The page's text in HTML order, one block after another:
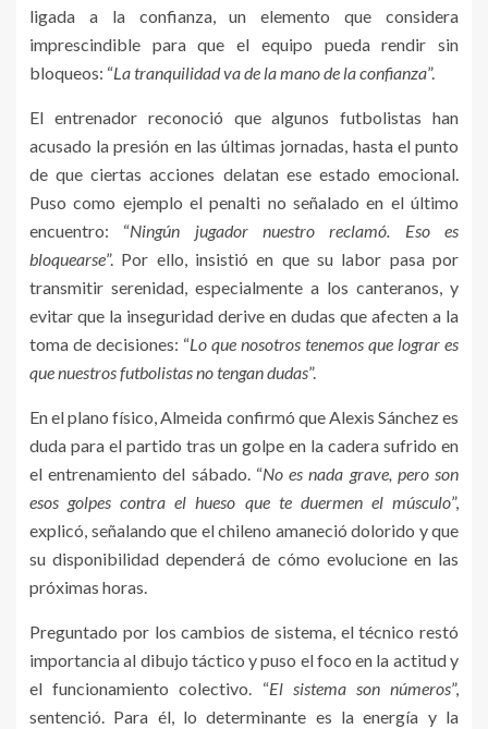
ligada a la confianza, un elemento que considera
imprescindible para que el equipo pueda rendir sin
bloqueos: “La tranquilidad va de la mano de la confianza”.
El entrenador reconoció que algunos futbolistas han
acusado la presión en las últimas jornadas, hasta el punto
de que ciertas acciones delatan ese estado emocional.
Puso como ejemplo el penalti no señalado en el último
encuentro: “Ningún jugador nuestro reclamó. Eso es
bloquearse”. Por ello, insistió en que su labor pasa por
transmitir serenidad, especialmente a los canteranos, y
evitar que la inseguridad derive en dudas que afecten a la
toma de decisiones: “Lo que nosotros tenemos que lograr es
que nuestros futbolistas no tengan dudas”.
En el plano físico, Almeida confirmó que Alexis Sánchez es
duda para el partido tras un golpe en la cadera sufrido en
el entrenamiento del sábado. “No es nada grave, pero son
esos golpes contra el hueso que te duermen el músculo”,
explicó, señalando que el chileno amaneció dolorido y que
su disponibilidad dependerá de cómo evolucione en las
próximas horas.
Preguntado por los cambios de sistema, el técnico restó
importancia al dibujo táctico y puso el foco en la actitud y
el funcionamiento colectivo. “El sistema son números”,
sentenció. Para él, lo determinante es la energía y la